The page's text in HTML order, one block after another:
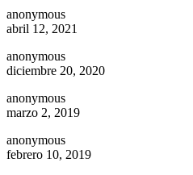
anonymous
abril 12, 2021
anonymous
diciembre 20, 2020
anonymous
marzo 2, 2019
anonymous
febrero 10, 2019